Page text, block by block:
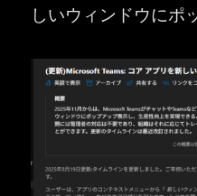
しいウィンドウにポ